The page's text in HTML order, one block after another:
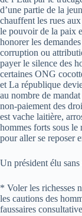
d’une partie de la
chauffent les rues
le pouvoir de la paix
honorer les
corruption ou
payer le silence des
certaines ONG
et La république
au nombre de
non-paiement des
est vache laitière,
hommes forts sous le
pour aller se reposer
Un président élu
* Voler les richesses
les cautions des
faussaires